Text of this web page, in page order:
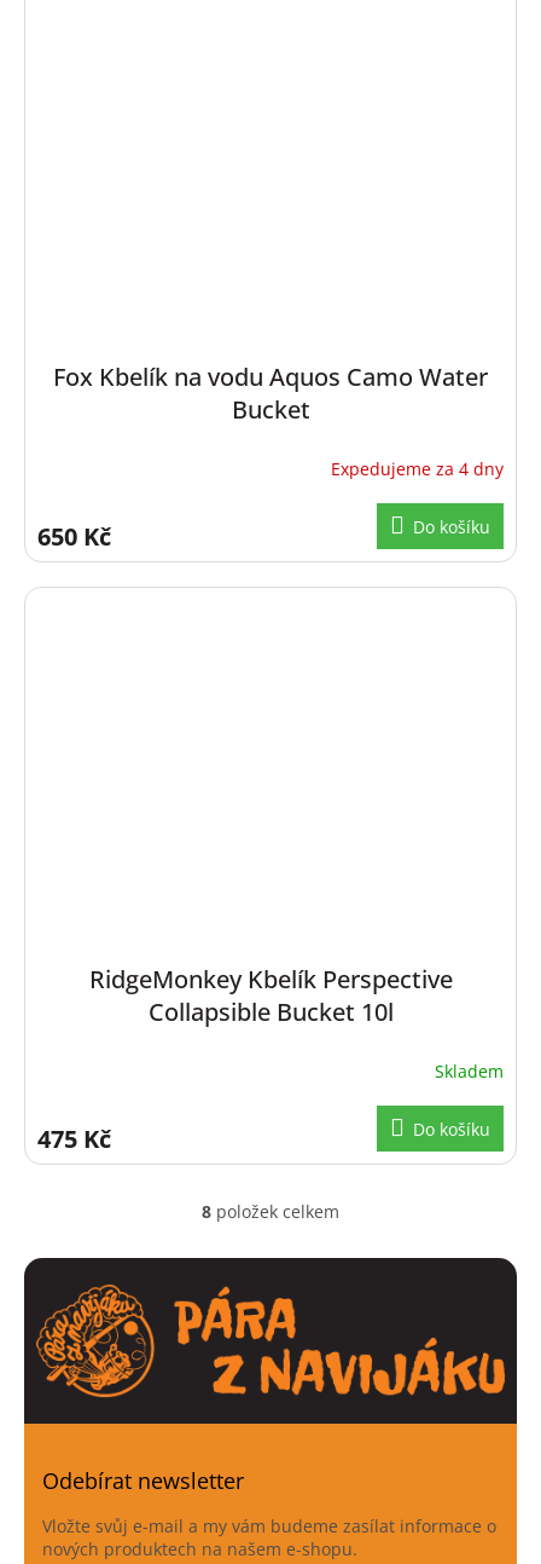
Fox Kbelík na vodu Aquos Camo Water
Bucket
Expedujeme za 4 dny
650 Kč Do košíku
RidgeMonkey Kbelík Perspective
Collapsible Bucket 10l
Skladem
475 Kč Do košíku
O
l
d
a
c
í
r
v
ý
8 položek celkem
Odebírat newsletter
Vložte svůj e-mail a my vám budeme zasílat informace o
nových produktech na našem e-shopu.